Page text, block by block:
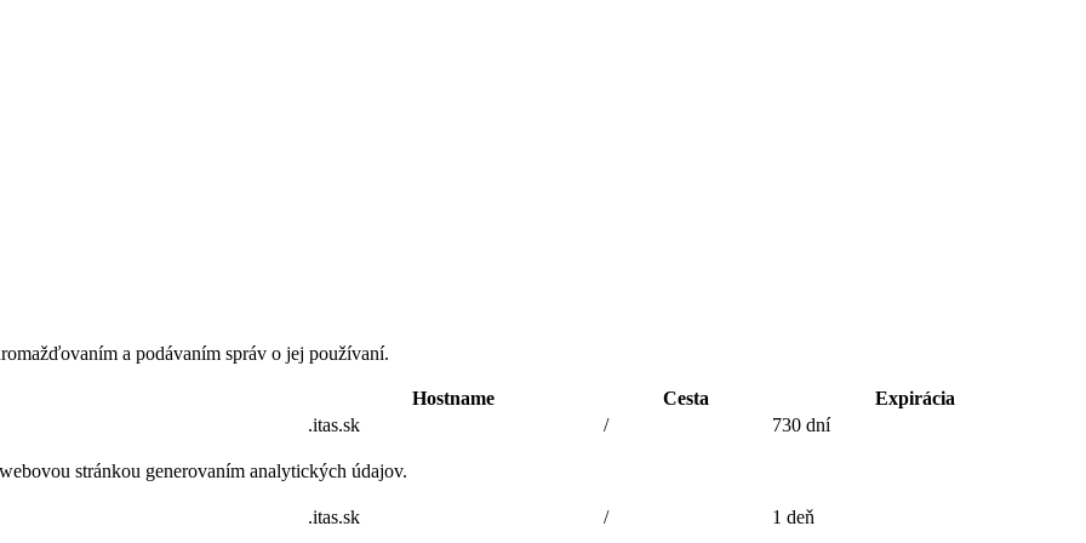
a podávaním správ o jej používaní.
Hostname Cesta
Expirácia
.itas.sk
/ 730 dní
stránkou generovaním analytických údajov.
.itas.sk / 1 deň